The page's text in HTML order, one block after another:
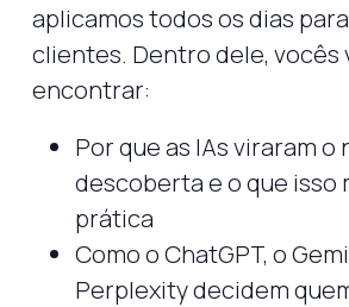
aplicamos todos os dias
clientes. Dentro dele, vocês
encontrar:
Por que as IAs viraram o
descoberta e o que isso
prática
Como o ChatGPT, o
Perplexity decidem